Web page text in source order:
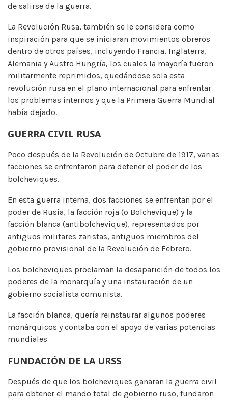
de salirse de la guerra.
La Revolución Rusa, también se le considera como
inspiración para que se iniciaran movimientos obreros
dentro de otros países, incluyendo Francia, Inglaterra,
Alemania y Austro Hungría, los cuales la mayoría fueron
militarmente reprimidos, quedándose sola esta
revolución rusa en el plano internacional para enfrentar
los problemas internos y que la Primera Guerra Mundial
había dejado.
GUERRA CIVIL RUSA
Poco después de la Revolución de Octubre de 1917, varias
facciones se enfrentaron para detener el poder de los
bolcheviques.
En esta guerra interna, dos facciones se enfrentan por el
poder de Rusia, la facción roja (o Bolchevique) y la
facción blanca (antibolchevique), representados por
antiguos militares zaristas, antiguos miembros del
gobierno provisional de la Revolución de Febrero.
Los bolcheviques proclaman la desaparición de todos los
poderes de la monarquía y una instauración de un
gobierno socialista comunista.
La facción blanca, quería reinstaurar algunos poderes
monárquicos y contaba con el apoyo de varias potencias
mundiales
FUNDACIÓN DE LA URSS
Después de que los bolcheviques ganaran la guerra civil
para obtener el mando total de gobierno ruso, fundaron